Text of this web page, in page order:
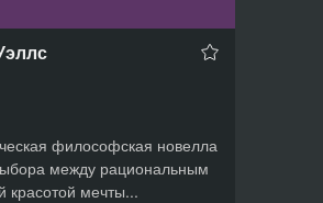
философская новелла
между рациональным
красотой мечты...